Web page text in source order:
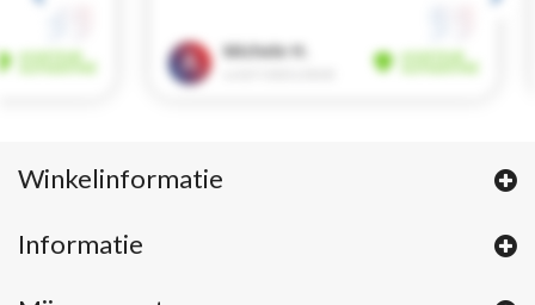
Winkelinformatie
Informatie